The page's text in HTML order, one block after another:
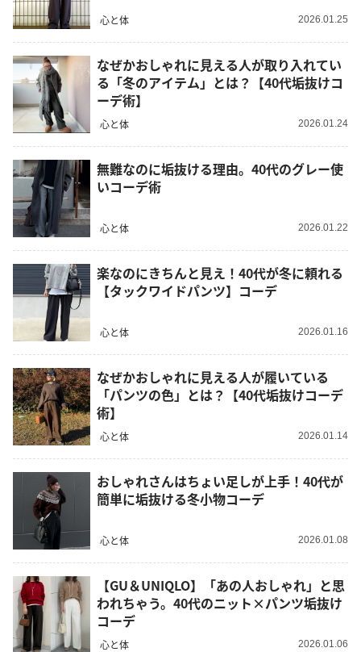
心と体 2026.01.25
なぜかおしゃれに見える人が取り入れてい
る「冬のアイテム」とは？【40代垢抜けコ
ーデ術】
心と体 2026.01.24
無難なのに垢抜ける理由。40代のグレー使
いコーデ術
心と体 2026.01.22
楽なのにきちんと見え！40代が冬に頼れる
【タックワイドパンツ】コーデ
心と体 2026.01.16
なぜかおしゃれに見える人が履いている
「パンツの色」とは？【40代垢抜けコーデ
術】
心と体 2026.01.14
おしゃれさんはちょい足しが上手！40代が
簡単に垢抜ける冬小物コーデ
心と体 2026.01.08
【GU＆UNIQLO】「あの人おしゃれ」と思
われちゃう。40代のニット×パンツ垢抜け
コーデ
心と体 2026.01.06